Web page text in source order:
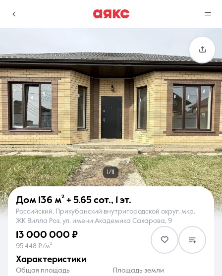
г. Краснодар
Избранное
0 объявлений
Сравнение
0 объявлений
Недвижимость Услуги
О компании Контакты
1/11
Дом 136 м² + 5.65 сот., 1 эт.
Российский, Прикубанский внутригородской округ, мкр.
ЖК Вилла Роз, ул. имени Академика Сахарова, 9
13 000 000 ₽
95 448 ₽/м²
характеристики
Общая площадь
Площадь земли